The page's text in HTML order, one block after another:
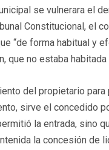
se vulnerara el
Constitucional, el
“de forma habitual y
que no estaba
del propietario
sirve el concedido
la entrada, sino
la concesión de